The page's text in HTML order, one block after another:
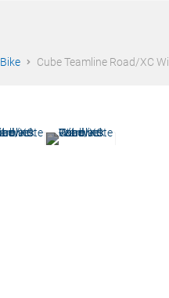
Bike Cube Teamline Road/XC